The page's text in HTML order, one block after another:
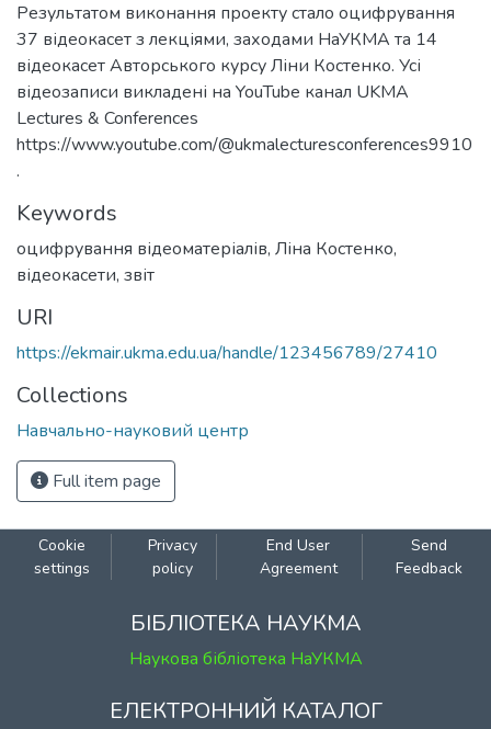
Результатом виконання проекту стало оцифрування
37 відеокасет з лекціями, заходами НаУКМА та 14
відеокасет Авторського курсу Ліни Костенко. Усі
відеозаписи викладені на YouTube канал UKMA
Lectures & Conferences
https://www.youtube.com/@ukmalecturesconferences9910
.
Keywords
оцифрування відеоматеріалів, Ліна Костенко,
відеокасети, звіт
URI
https://ekmair.ukma.edu.ua/handle/123456789/27410
Collections
Навчально-науковий центр
Full item page
Cookie
settings
Privacy
policy
End User
Agreement
Send
Feedback
БІБЛІОТЕКА НАУКМА
Наукова бібліотека НаУКМА
ЕЛЕКТРОННИЙ КАТАЛОГ